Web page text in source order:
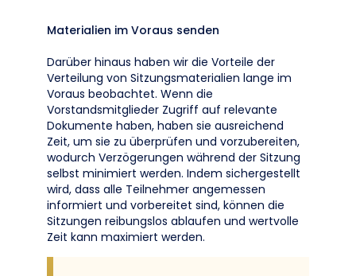
Materialien im Voraus senden
Darüber hinaus haben wir die Vorteile der
Verteilung von Sitzungsmaterialien lange im
Voraus beobachtet. Wenn die
Vorstandsmitglieder Zugriff auf relevante
Dokumente haben, haben sie ausreichend
Zeit, um sie zu überprüfen und vorzubereiten,
wodurch Verzögerungen während der Sitzung
selbst minimiert werden. Indem sichergestellt
wird, dass alle Teilnehmer angemessen
informiert und vorbereitet sind, können die
Sitzungen reibungslos ablaufen und wertvolle
Zeit kann maximiert werden.